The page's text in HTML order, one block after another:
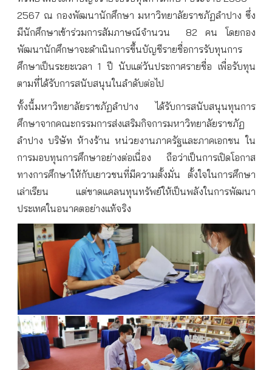
2567 ณ กองพัฒนานักศึกษา มหาวิทยาลัยราชภัฏลำปาง ซึ่ง
มีนักศึกษาเข้าร่วมการสัมภาษณ์จำนวน
82 คน โดยกอง
พัฒนานักศึกษาจะดำเนินการขึ้นบัญชีรายชื่อการรับทุนการ
ศึกษาเป็นระยะเวลา 1 ปี นับแต่วันประกาศรายชื่อ เพื่อรับทุน
ตามที่ได้รับการสนับสนุนในลำดับต่อไป
ทั้งนี้มหาวิทยาลัยราชภัฏลำปาง ได้รับการสนับสนุนทุนการ
ศึกษาจากคณะกรรมการส่งเสริมกิจการมหาวิทยาลัยราชภัฏ
ลำปาง บริษัท ห้างร้าน หน่วยงานภาครัฐและภาคเอกชน ใน
การมอบทุนการศึกษาอย่างต่อเนื่อง ถือว่าเป็นการเปิดโอกาส
ทางการศึกษาให้กับเยาวชนที่มีความตั้งมั่น ตั้งใจในการศึกษา
เล่าเรียน แต่ขาดแคลนทุนทรัพย์ให้เป็นพลังในการพัฒนา
ประเทศในอนาคตอย่างแท้จริง